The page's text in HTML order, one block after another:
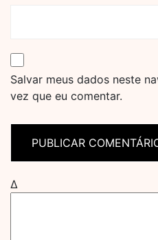
Salvar meus dados neste
vez que eu comentar.
Δ